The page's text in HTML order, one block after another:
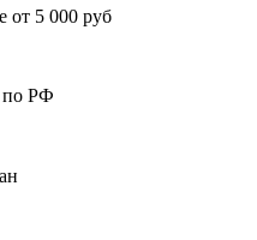
от 5 000 руб
по РФ